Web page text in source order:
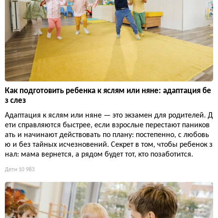
Как подготовить ребенка к яслям или няне: адаптация бе
з слез
Адаптация к яслям или няне — это экзамен для родителей. Д
ети справляются быстрее, если взрослые перестают паников
ать и начинают действовать по плану: постепенно, с любовь
ю и без тайных исчезновений. Секрет в том, чтобы ребенок з
нал: мама вернется, а рядом будет тот, кто позаботится.
Дети 10 983